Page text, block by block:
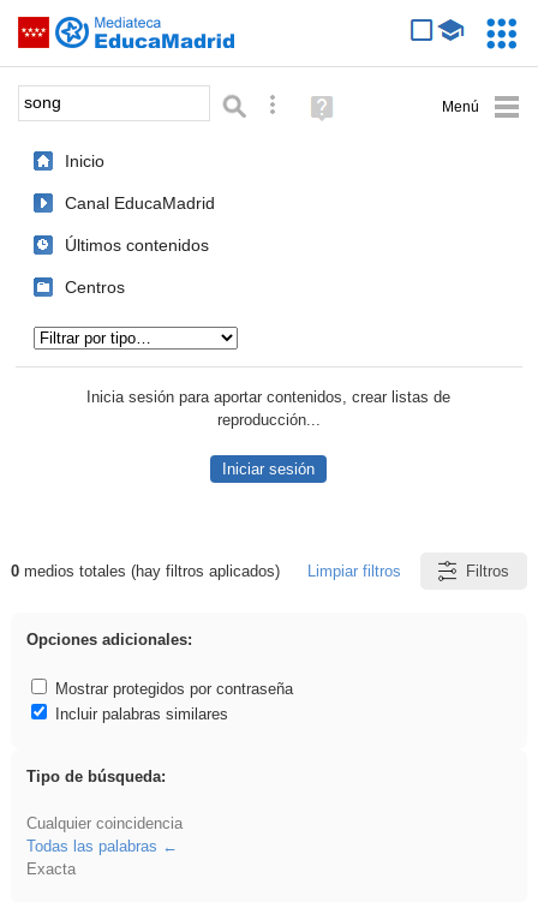
Saltar navegación
Palabra o frase: Búsqueda avanzada
Ayuda
(en
Inicio
Canal EducaMadrid
Últimos contenidos
Centros
Inicia sesión para aportar contenidos, crear listas de
reproducción...
Iniciar sesión
Resultados de: song
0medios totales (hay filtros aplicados) Limpiar filtros Filtros
Opciones adicionales:
Mostrar protegidos por contraseña
Incluir palabras similares
Tipo de búsqueda:
Cualquier coincidencia
Todas las palabras
Exacta